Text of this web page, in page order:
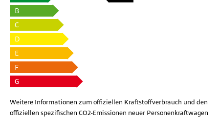
B
C
D
E
F
G
Weitere Informationen zum offiziellen Kraftstoffverbrauch und den
offiziellen spezifischen CO2-Emissionen neuer Personenkraftwagen